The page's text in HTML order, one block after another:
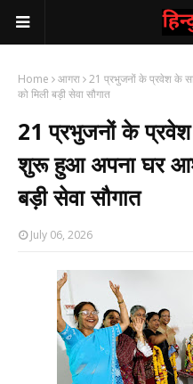
Home आगरा 21 प्रभुजनों के प्रवेश के
को मिली बड़ी सेवा सौगात
21 प्रभुजनों के
शुरू हुआ अपना घर
बड़ी सेवा सौगात
July 06, 2026